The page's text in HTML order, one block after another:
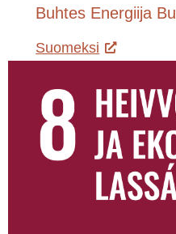
Buhtes Energiija
Suomeksi